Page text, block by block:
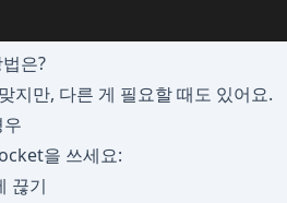
은?
지만, 다른 게 필요할 때도 있어요.
을 쓰세요:
끊기